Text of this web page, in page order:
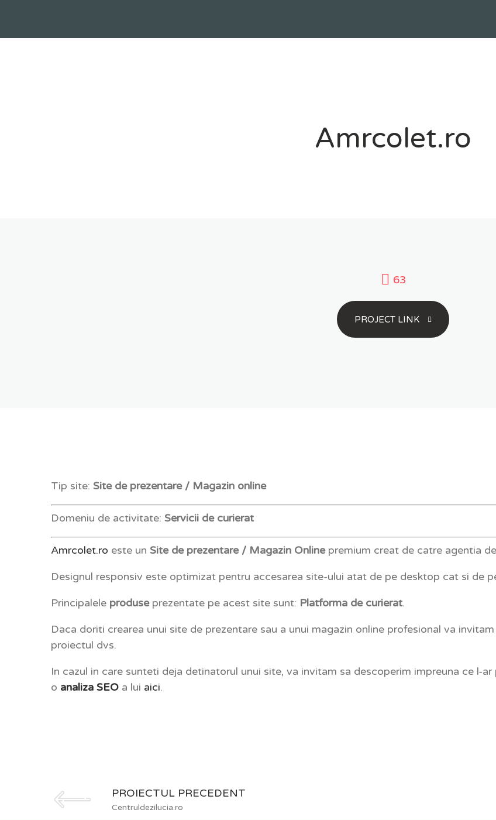
Amrcolet.ro
63
PROJECT LINK
Tip site: Site de prezentare / Magazin online
Domeniu de activitate: Servicii de curierat
Amrcolet.ro este un Site de prezentare / Magazin Onlinepremium creat de catre agentia
Designul responsiv este optimizat pentru accesarea site-ului atat de pe desktop cat si de
Principalele produseprezentate pe acest site sunt: Platforma de curierat.
Daca doriti crearea unui site de prezentare sau a unui magazin online profesional va
proiectul dvs.
In cazul in care sunteti deja detinatorul unui site, va invitam sa descoperim impreuna ce l-
o analiza SEO a lui aici.
PROIECTUL PRECEDENT
Centruldezilucia.ro